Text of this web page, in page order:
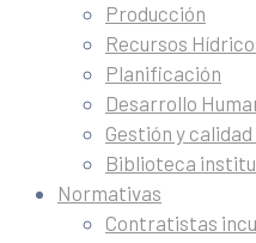
Producción
Recursos
Planificación
Desarrollo
Gestión y
Biblioteca
Normativas
Contratistas